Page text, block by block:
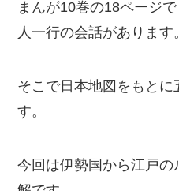
まんが10巻の18ページ
人一行の会話があります
そこで日本地図をもとに
す。
今回は伊勢国から江戸の